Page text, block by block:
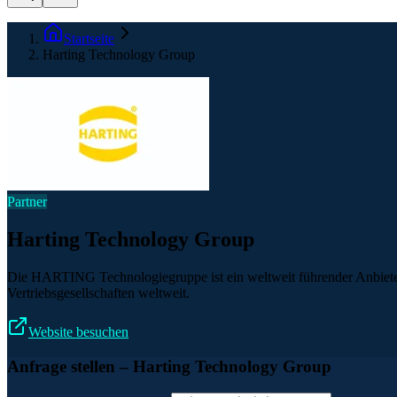
Startseite
Harting Technology Group
Partner
Harting Technology Group
Die HARTING Technologiegruppe ist ein weltweit führender
Vertriebsgesellschaften weltweit.
Website besuchen
Anfrage stellen – Harting Technology Group